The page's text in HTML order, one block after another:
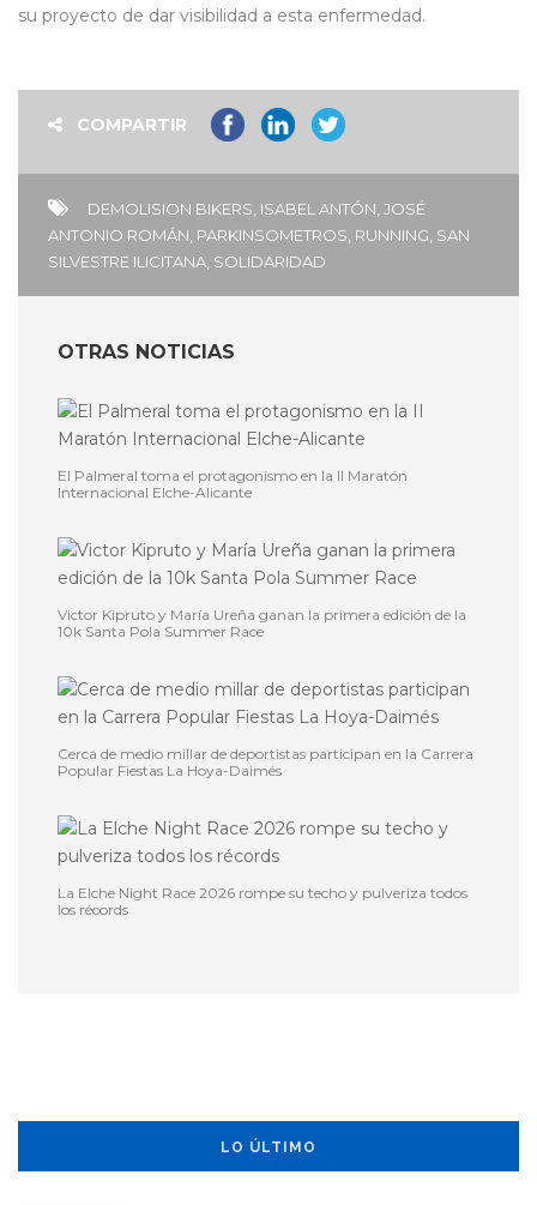
su proyecto de dar visibilidad a esta enfermedad.
COMPARTIR
DEMOLISION BIKERS ISABEL ANTÓN JOSÉ
ANTONIO ROMÁN PARKINSOMETROS RUNNING SAN
SILVESTRE ILICITANA SOLIDARIDAD
OTRAS NOTICIAS
El Palmeral toma el protagonismo en la II Maratón
Internacional Elche-Alicante
Victor Kipruto y María Ureña ganan la primera edición de la
10k Santa Pola Summer Race
Cerca de medio millar de deportistas participan en la Carrera
Popular Fiestas La Hoya-Daimés
La Elche Night Race 2026 rompe su techo y pulveriza todos
los récords
LO ÚLTIMO